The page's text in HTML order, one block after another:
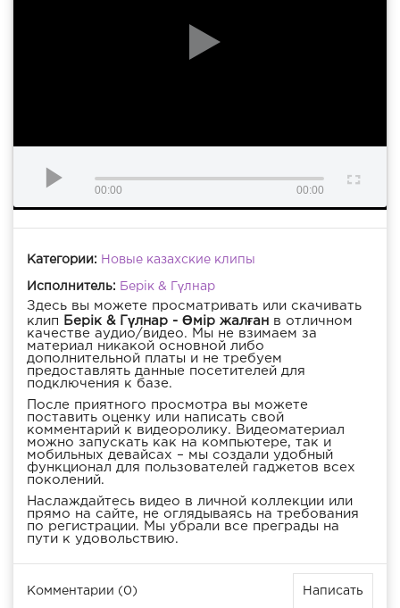
00:00 00:00
Категории: Новые казахские клипы
Исполнитель: Берік & Гүлнар
Здесь вы можете просматривать или скачивать
клип
Берік & Гүлнар - Өмір жалған в отличном
качестве аудио/видео. Мы не взимаем за
материал никакой основной либо
дополнительной платы и не требуем
предоставлять данные посетителей для
подключения к базе.
После приятного просмотра вы можете
поставить оценку или написать свой
комментарий к видеоролику. Видеоматериал
можно запускать как на компьютере, так и
мобильных девайсах – мы создали удобный
функционал для пользователей гаджетов всех
поколений.
Наслаждайтесь видео в личной коллекции или
прямо на сайте, не оглядываясь на требования
по регистрации. Мы убрали все преграды на
пути к удовольствию.
Комментарии (0) Написать